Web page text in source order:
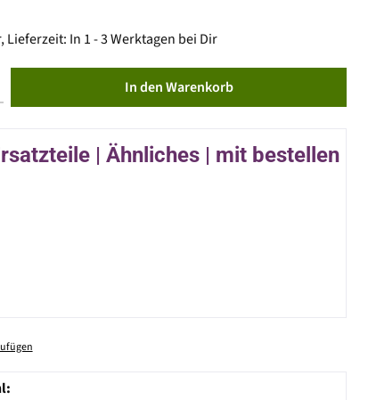
In 1 - 3 Werktagen bei Dir
In den Warenkorb
| Ähnliches | mit bestellen